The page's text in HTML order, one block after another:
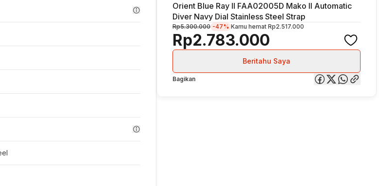
Orient Blue Ray II FAA02005D Mako II Automatic
Diver Navy Dial Stainless Steel Strap
Rp2.783.000
Rp5.300.000 -47% Kamu hemat Rp2.517.000
Beritahu Saya
Bagikan